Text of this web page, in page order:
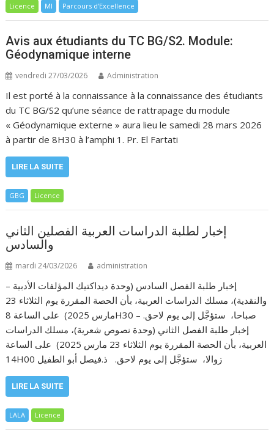
Licence MI Parcours d’Excellence
Avis aux étudiants du TC BG/S2. Module:
Géodynamique interne
vendredi 27/03/2026 Administration
Il est porté à la connaissance à la connaissance des étudiants
du TC BG/S2 qu’une séance de rattrapage du module
« Géodynamique externe » aura lieu le samedi 28 mars 2026
à partir de 8H30 à l’amphi 1. Pr. El Fartati
LIRE LA SUITE
GBG Licence
إخبار لطلبة الدراسات العربية الفصلين الثاني
والسادس
mardi 24/03/2026 administration
– إخبار طلبة الفصل السادس (وحدة ديداكتيك المؤلفات الأدبية
والنقدية)، مسلك الدراسات العربية، بأن الحصة المقررة يوم الثلاثاء 23
مارس 2025) على الساعة 8H30 صباحا، ستؤجَّل إلى يوم لاحق. –
إخبار طلبة الفصل الثاني (وحدة نصوص شعرية)، مسلك الدراسات
العربية، بأن الحصة المقررة يوم الثلاثاء 23 مارس 2025) على الساعة
14H00 زوالا، ستؤجَّل إلى يوم لاحق. ذ.فيصل أبو الطفيل
LIRE LA SUITE
LALA Licence